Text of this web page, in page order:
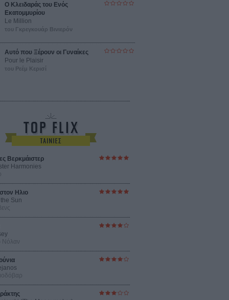
Ο Κλειδαράς του Ενός
Εκατομμυρίου
Le Million
του Γκρεγκουάρ Βινιερόν
Αυτό που Ξέρουν οι Γυναίκες
Pour le Plaisir
του Ρεέμ Κερισί
Βερκμάιστερ
Harmonies
Ηλιο
Sun